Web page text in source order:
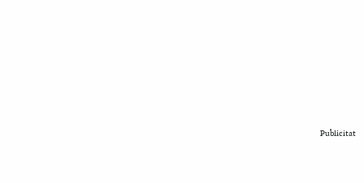
Publicitat